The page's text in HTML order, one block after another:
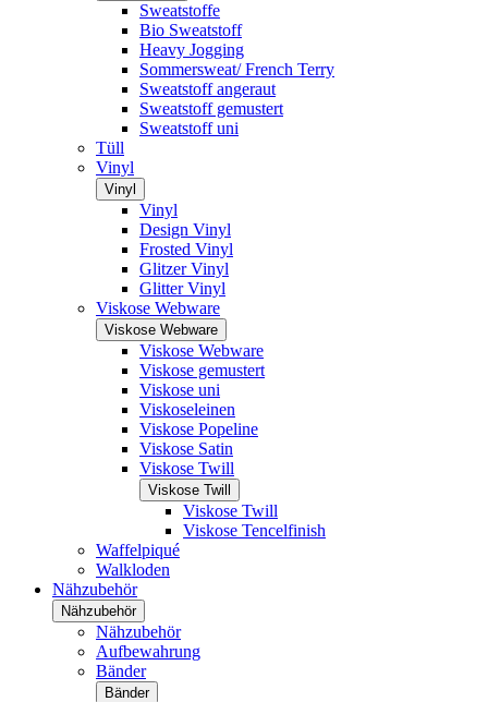
Sweatstoffe
Bio Sweatstoff
Heavy Jogging
Sommersweat/ French Terry
Sweatstoff angeraut
Sweatstoff gemustert
Sweatstoff uni
Tüll
Vinyl
Vinyl
Vinyl
Design Vinyl
Frosted Vinyl
Glitzer Vinyl
Glitter Vinyl
Viskose Webware
Viskose Webware
Viskose Webware
Viskose gemustert
Viskose uni
Viskoseleinen
Viskose Popeline
Viskose Satin
Viskose Twill
Viskose Twill
Viskose Twill
Viskose Tencelfinish
Waffelpiqué
Walkloden
Nähzubehör
Nähzubehör
Nähzubehör
Aufbewahrung
Bänder
Bänder